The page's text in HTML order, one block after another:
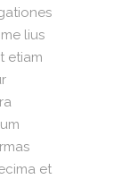
lius
etiam
et